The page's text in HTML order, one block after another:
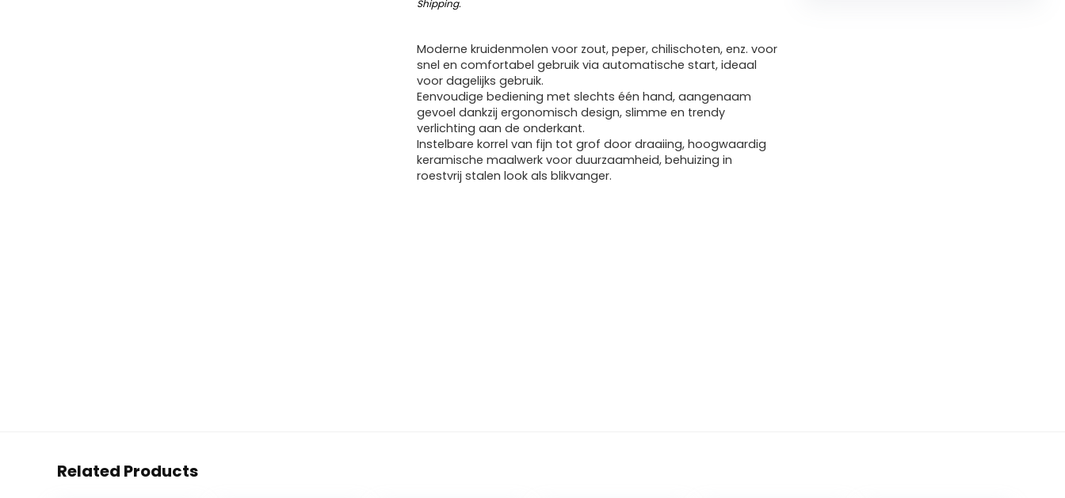
Shipping.
Moderne kruidenmolen voor zout, peper, chilischoten, enz. voor
snel en comfortabel gebruik via automatische start, ideaal
voor dagelijks gebruik.
Eenvoudige bediening met slechts één hand, aangenaam
gevoel dankzij ergonomisch design, slimme en trendy
verlichting aan de onderkant.
Instelbare korrel van fijn tot grof door draaiing, hoogwaardig
keramische maalwerk voor duurzaamheid, behuizing in
roestvrij stalen look als blikvanger.
Related Products